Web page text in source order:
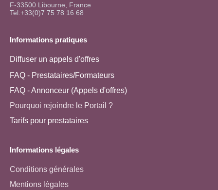
F-33500 Libourne, France
Tel:+33(0)7 75 78 16 68
Informations pratiques
Diffuser un appels d'offres
FAQ - Prestataires/Formateurs
FAQ - Annonceur (Appels d'offres)
Pourquoi rejoindre le Portail ?
Tarifs pour prestataires
Informations légales
Conditions générales
Mentions légales